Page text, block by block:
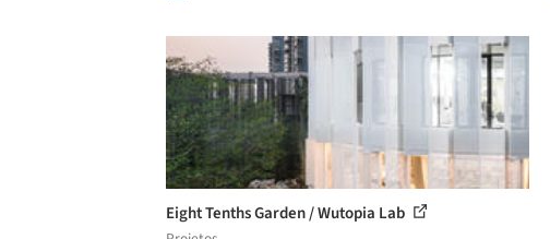
Eight Tenths Garden / Wutopia Lab